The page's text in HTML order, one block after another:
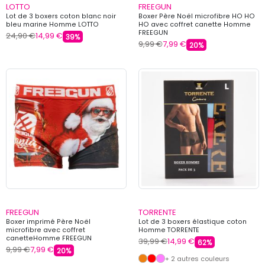
LOTTO
Lot de 3 boxers coton blanc noir
bleu marine Homme LOTTO
24,90 €14,99 € 39%
FREEGUN
Boxer Père Noël microfibre HO HO
HO avec coffret canette Homme
FREEGUN
9,99 €7,99 € 20%
FREEGUN
Boxer imprimé Père Noël
microfibre avec coffret
canetteHomme FREEGUN
9,99 €7,99 € 20%
TORRENTE
Lot de 3 boxers élastique coton
Homme TORRENTE
39,99 €14,99 € 62%
+ 2 autres couleurs